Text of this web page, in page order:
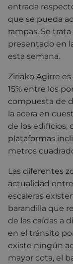
entrada
que se pueda
rampas. Se
presentado en
esta semana.
Ziriako Agirre
15% entre los
compuesta de
la acera en
de los edificios,
plataformas
metros
Las diferentes
actualidad
escaleras
barandilla que
de las caídas a
en el tránsito
existe ningún
mayor cota, el